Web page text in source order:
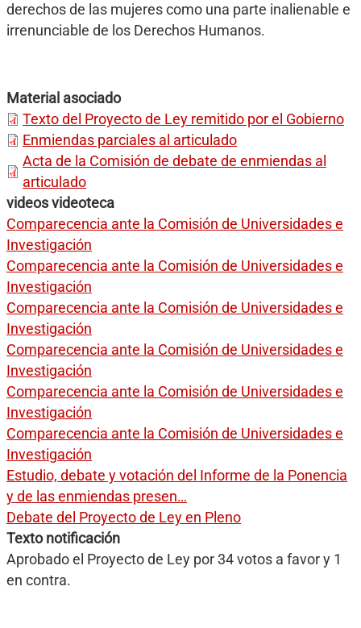
derechos de las mujeres como una parte inalienable e
irrenunciable de los Derechos Humanos.
Material asociado
Texto del Proyecto de Ley remitido por el Gobierno
Enmiendas parciales al articulado
Acta de la Comisión de debate de enmiendas al
articulado
videos videoteca
Comparecencia ante la Comisión de Universidades e
Investigación
Comparecencia ante la Comisión de Universidades e
Investigación
Comparecencia ante la Comisión de Universidades e
Investigación
Comparecencia ante la Comisión de Universidades e
Investigación
Comparecencia ante la Comisión de Universidades e
Investigación
Comparecencia ante la Comisión de Universidades e
Investigación
Estudio, debate y votación del Informe de la Ponencia
y de las enmiendas presen…
Debate del Proyecto de Ley en Pleno
Texto notificación
Aprobado el Proyecto de Ley por 34 votos a favor y 1
en contra.